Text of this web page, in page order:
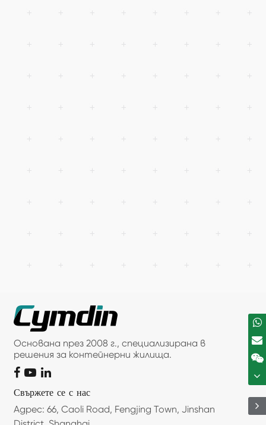
Основана през 2008 г., специализирана в
решения за контейнерни жилища.
Свържете се с нас
Адрес: 66, Caoli Road, Fengjing Town, Jinshan